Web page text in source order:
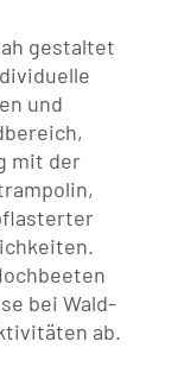
gestaltet
und
mit der
bei Wald-
ab.